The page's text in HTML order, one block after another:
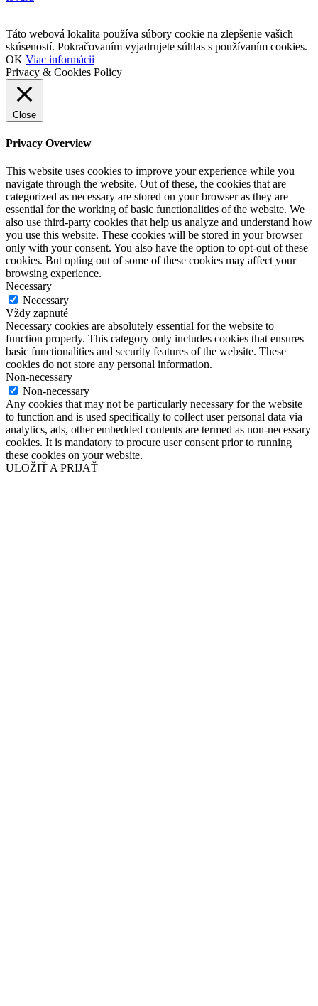
Táto webová lokalita používa súbory cookie na zlepšenie vašich
skúseností. Pokračovaním vyjadrujete súhlas s používaním cookies.
OK Viac informácii
Privacy & Cookies Policy
Close
Privacy Overview
This website uses cookies to improve your experience while you
navigate through the website. Out of these, the cookies that are
categorized as necessary are stored on your browser as they are
essential for the working of basic functionalities of the website. We
also use third-party cookies that help us analyze and understand how
you use this website. These cookies will be stored in your browser
only with your consent. You also have the option to opt-out of these
cookies. But opting out of some of these cookies may affect your
browsing experience.
Necessary
Necessary
Vždy zapnuté
Necessary cookies are absolutely essential for the website to
function properly. This category only includes cookies that ensures
basic functionalities and security features of the website. These
cookies do not store any personal information.
Non-necessary
Non-necessary
Any cookies that may not be particularly necessary for the website
to function and is used specifically to collect user personal data via
analytics, ads, other embedded contents are termed as non-necessary
cookies. It is mandatory to procure user consent prior to running
these cookies on your website.
ULOŽIŤ A PRIJAŤ